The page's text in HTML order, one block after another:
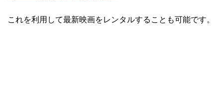
これを利用して最新映画をレンタルすることも可能です。